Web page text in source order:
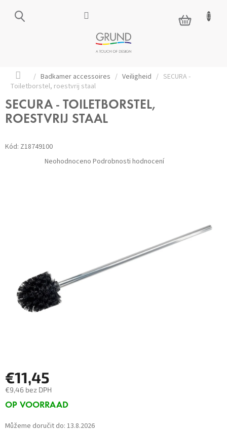
NÁKUPNÍ
KOŠÍK
Domů
/ Badkamer accessoires / Veiligheid / SECURA -
Toiletborstel, roestvrij staal
SECURA - TOILETBORSTEL,
ROESTVRIJ STAAL
Kód: Z18749100
Průměrné
hodnocení
Neohodnoceno Podrobnosti hodnocení
€11,45
€9,46 bez DPH
Měrná
OP VOORRAAD
Můžeme doručit do: 13.8.2026